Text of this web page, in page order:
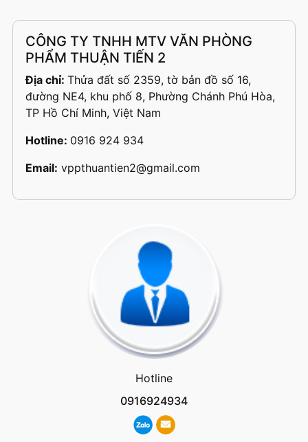
CÔNG TY TNHH MTV VĂN PHÒNG
PHẨM THUẬN TIẾN 2
Địa chỉ: Thửa đất số 2359, tờ bản đồ số 16,
đường NE4, khu phố 8, Phường Chánh Phú Hòa,
TP Hồ Chí Minh, Việt Nam
Hotline: 0916 924 934
Email: vppthuantien2@gmail.com
Hotline
0916924934